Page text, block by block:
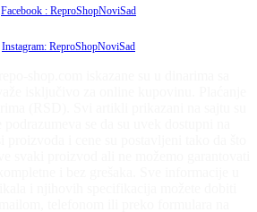
Facebook : ReproShopNoviSad
Instagram: ReproShopNoviSad